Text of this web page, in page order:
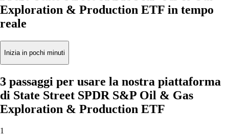
Exploration & Production ETF in tempo
reale
Inizia in pochi minuti
3 passaggi per usare la nostra piattaforma
di State Street SPDR S&P Oil & Gas
Exploration & Production ETF
1